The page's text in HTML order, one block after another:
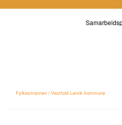
Fylkesmannen i Vestfold Larvik kommune